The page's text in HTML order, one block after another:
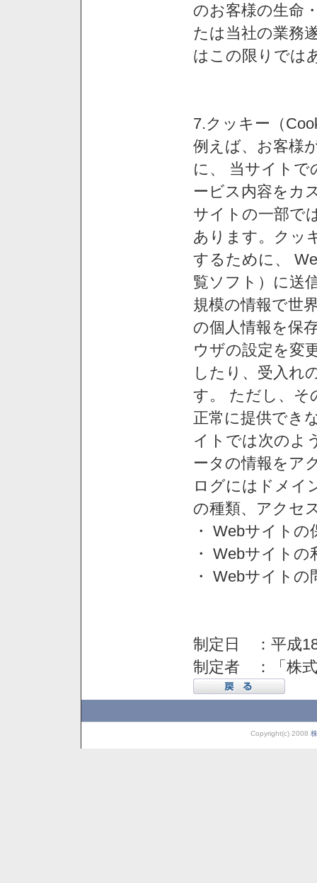
のお客様の生命
たは当社の業務
はこの限りでは
7.クッキー（
例えば、お客様
に、 当サイトで
ービス内容をカ
サイトの一部で
あります。クッ
するために、
覧ソフト）に送
規模の情報で世
の個人情報を保
ウザの設定を変
したり、受入れ
す。 ただし、そ
正常に提供でき
イトでは次のよ
ータの情報をア
ログにはドメイ
の種類、アクセ
・ Webサイトの
・ Webサイト
・ Webサイト
制定日 ：平成
制定者 ：「株
Copyright(c) 2008